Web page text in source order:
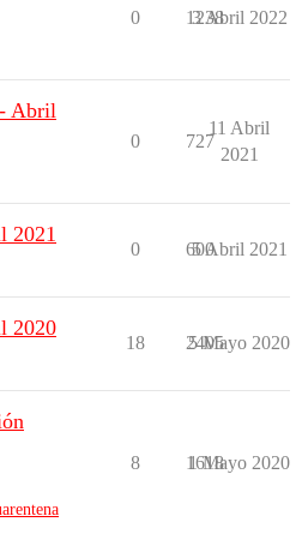
0 1238
3 Abril 2022
Abril
0 727
11 Abril
2021
2021
0 600
5 Abril 2021
2020
18 2405
5 Mayo 2020
8 1618
1 Mayo 2020